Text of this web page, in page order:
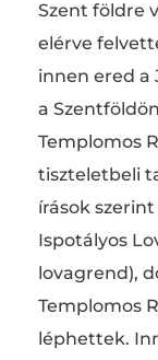
Szent földre
elérve
innen ered a
a
Templomos
tiszteletbeli
írások
Ispotályos
lovagrend),
Templomos
léphettek.